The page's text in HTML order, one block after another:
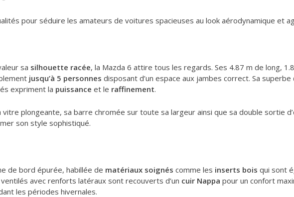
pour séduire les amateurs de voitures spacieuses au look aérodynamique et
sa silhouette racée, la Mazda 6 attire tous les regards. Ses 4.87 m de long,
jusqu’à 5 personnes disposant d’un espace aux jambes correct. Sa
expriment la puissance et le raffinement.
vitre plongeante, sa barre chromée sur toute sa largeur ainsi que sa double sortie
son style sophistiqué.
de bord épurée, habillée de matériaux soignés comme les inserts bois qui sont
avec renforts latéraux sont recouverts d’un cuir Nappa pour un confort
les périodes hivernales.